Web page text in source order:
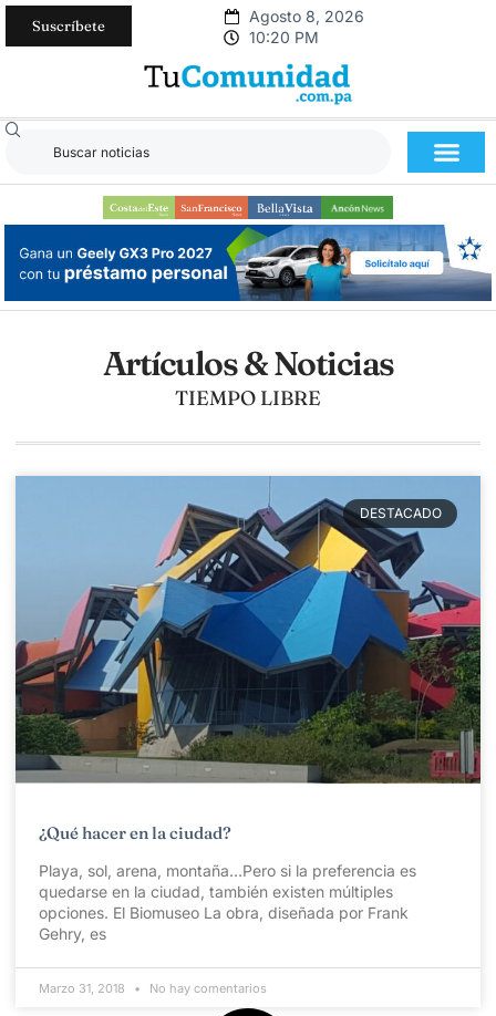
Suscríbete
Agosto 8, 2026
10:20 PM
Artículos & Noticias
TIEMPO LIBRE
DESTACADO
¿Qué hacer en la ciudad?
Playa, sol, arena, montaña…Pero si la preferencia es
quedarse en la ciudad, también existen múltiples
opciones. El Biomuseo La obra, diseñada por Frank
Gehry, es
Marzo 31, 2018 No hay comentarios